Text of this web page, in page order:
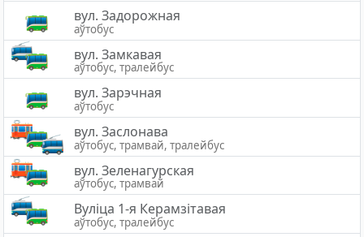
вул. Задорожная
аўтобус
вул. Замкавая
аўтобус, тралейбус
вул. Зарэчная
аўтобус
вул. Заслонава
аўтобус, трамвай, тралейбус
вул. Зеленагурская
аўтобус, трамвай
Вуліца 1-я Керамзітавая
аўтобус, тралейбус